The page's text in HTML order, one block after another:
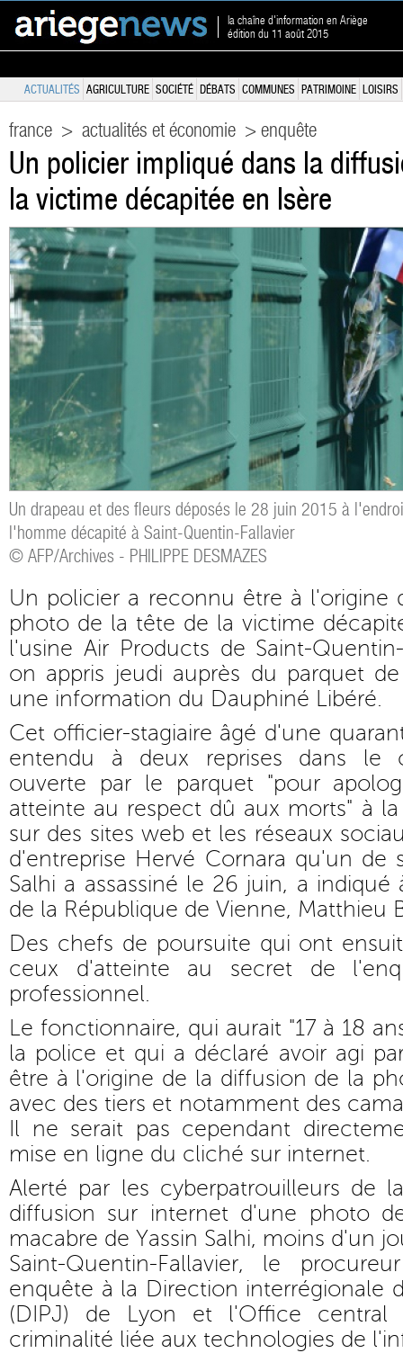
la chaîne d'information en Ariège
édition du 11 août 2015
ACTUALITÉS AGRICULTURE SOCIÉTÉ DÉBATS COMMUNES PATRIMOINE LOISIRS
france > actualités et économie > enquête
Un policier impliqué dans la
la victime décapitée en Isère
Un drapeau et des fleurs déposés le 28 juin 2015 à
l'homme décapité à Saint-Quentin-Fallavier
© AFP/Archives - PHILIPPE DESMAZES
Un policier a reconnu être à l'origine
photo de la tête de la victime
l'usine Air Products de Saint-
on appris jeudi auprès du parquet
une information du Dauphiné Libéré.
Cet officier-stagiaire âgé d'une
entendu à deux reprises dans le
ouverte par le parquet "pour
atteinte au respect dû aux morts" à
sur des sites web et les réseaux
d'entreprise Hervé Cornara qu'un de
Salhi a assassiné le 26 juin, a indiqué
de la République de Vienne, Matthieu
Des chefs de poursuite qui ont
ceux d'atteinte au secret de
professionnel.
Le fonctionnaire, qui aurait "17 à 18
la police et qui a déclaré avoir agi
être à l'origine de la diffusion de la
avec des tiers et notamment des
Il ne serait pas cependant
mise en ligne du cliché sur internet.
Alerté par les cyberpatrouilleurs de
diffusion sur internet d'une photo
macabre de Yassin Salhi, moins d'un
Saint-Quentin-Fallavier, le
enquête à la Direction interrégionale
(DIPJ) de Lyon et l'Office
criminalité liée aux technologies de